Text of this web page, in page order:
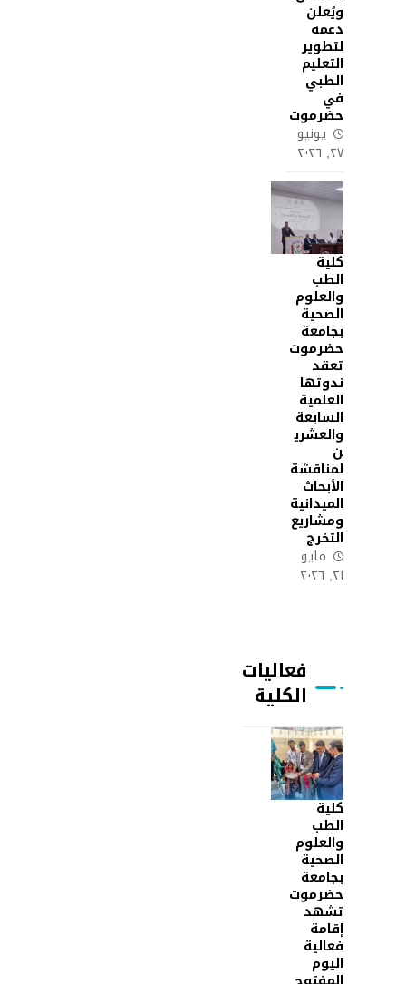
ويُعلن
دعمه
لتطوير
التعليم
الطبي
في
حضرموت
يونيو
٢٧, ٢٠٢٦
كلية
الطب
والعلوم
الصحية
بجامعة
حضرموت
تعقد
ندوتها
العلمية
السابعة
والعشري
ن
لمناقشة
الأبحاث
الميدانية
ومشاريع
التخرج
مايو
٢١, ٢٠٢٦
فعاليات
الكلية
كلية
الطب
والعلوم
الصحية
بجامعة
حضرموت
تشهد
إقامة
فعالية
اليوم